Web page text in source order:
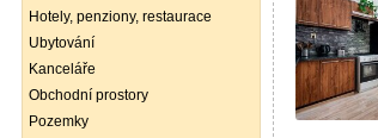
Hotely, penziony, restaurace
Ubytování
Kanceláře
Obchodní prostory
Pozemky